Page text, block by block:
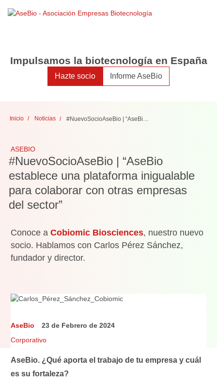
Impulsamos la biotecnología en España
Hazte socio Informe AseBio
Inicio Noticias #NuevoSocioAseBio | “AseBio establece una plataforma inigualable para colaborar con otras empresas del sector”
ASEBIO
#NuevoSocioAseBio | “AseBio
establece una plataforma inigualable
para colaborar con otras empresas
del sector”
Conoce aCobiomic Biosciences, nuestro nuevo
socio. Hablamos con Carlos Pérez Sánchez,
fundador y director.
AseBio
23 de Febrero de 2024
Corporativo
AseBio. ¿Qué aporta el trabajo de tu empresa y cuál
es su fortaleza?